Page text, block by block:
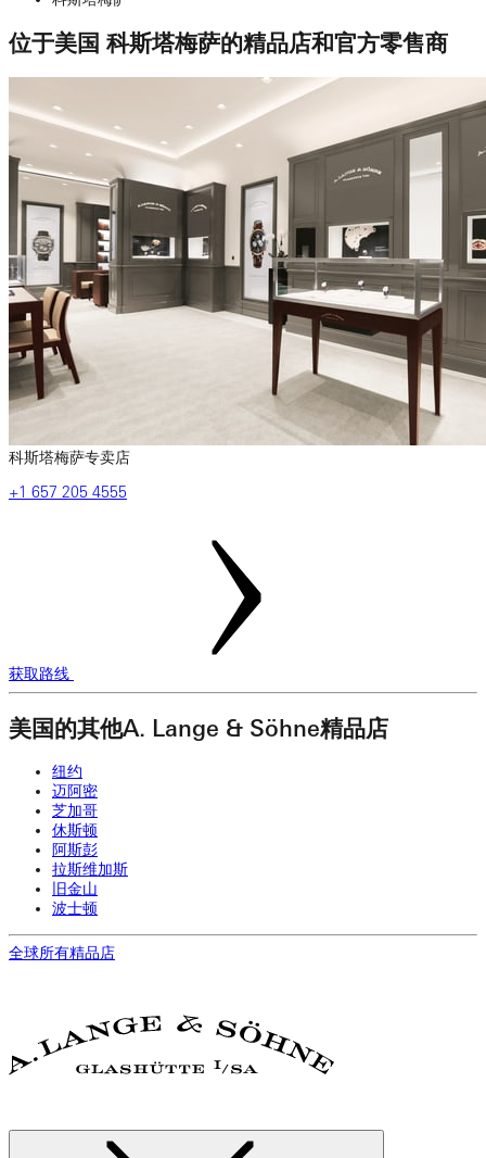
位于美国 科斯塔梅萨的精品店和官方零售商
科斯塔梅萨专卖店
‎+1 ‎657 ‎205 ‎4555
获取路线
美国的其他A. Lange & Söhne精品店
纽约
迈阿密
芝加哥
休斯顿
阿斯彭
拉斯维加斯
旧金山
波士顿
全球所有精品店